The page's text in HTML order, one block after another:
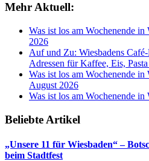
Mehr Aktuell:
Was ist los am Wochenende
2026
Auf und Zu: Wiesbadens
Adressen für Kaffee, Eis,
Was ist los am Wochenende in
August 2026
Was ist los am Wochenende in
Beliebte Artikel
„Unsere 11 für Wiesbaden“ –
beim Stadtfest